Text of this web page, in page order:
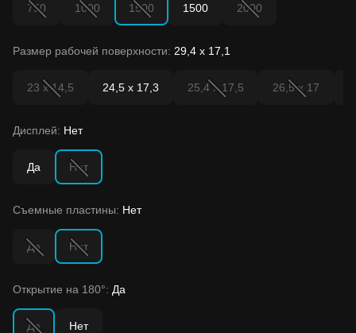
750 1000 1500 1500 2000
Размер рабочей поверхности: 29,4 х 17,1
23 x 14,5 24,5 х 17,3 25,4 х 17,5 26,5 х 17
Дисплей: Нет
Да Нет
Съемные пластины: Нет
Да Нет
Открытие на 180°: Да
Да Нет